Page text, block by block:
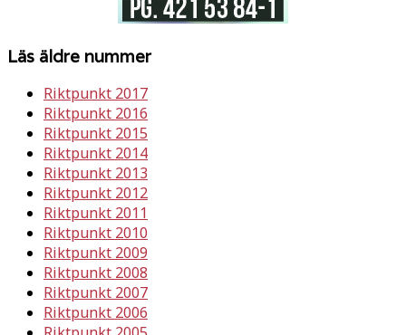
Läs äldre nummer
Riktpunkt 2017
Riktpunkt 2016
Riktpunkt 2015
Riktpunkt 2014
Riktpunkt 2013
Riktpunkt 2012
Riktpunkt 2011
Riktpunkt 2010
Riktpunkt 2009
Riktpunkt 2008
Riktpunkt 2007
Riktpunkt 2006